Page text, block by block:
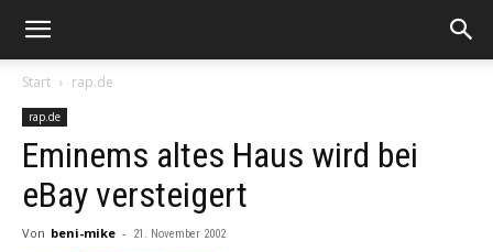
Start rap.de
rap.de
Eminems altes Haus wird bei
eBay versteigert
Von beni-mike - 21. November 2002